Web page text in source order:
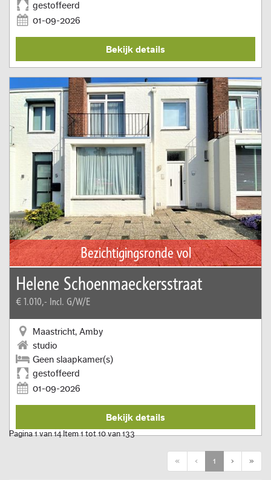
gestoffeerd
01-09-2026
Bekijk details
Bezichtigingsronde vol
Helene Schoenmaeckersstraat
€ 1.010,- Incl. G/W/E
Maastricht, Amby
studio
Geen slaapkamer(s)
gestoffeerd
01-09-2026
Bekijk details
Pagina 1 van 14 Item 1 tot 10 van 133
«First ‹ Previous
1 › Next»